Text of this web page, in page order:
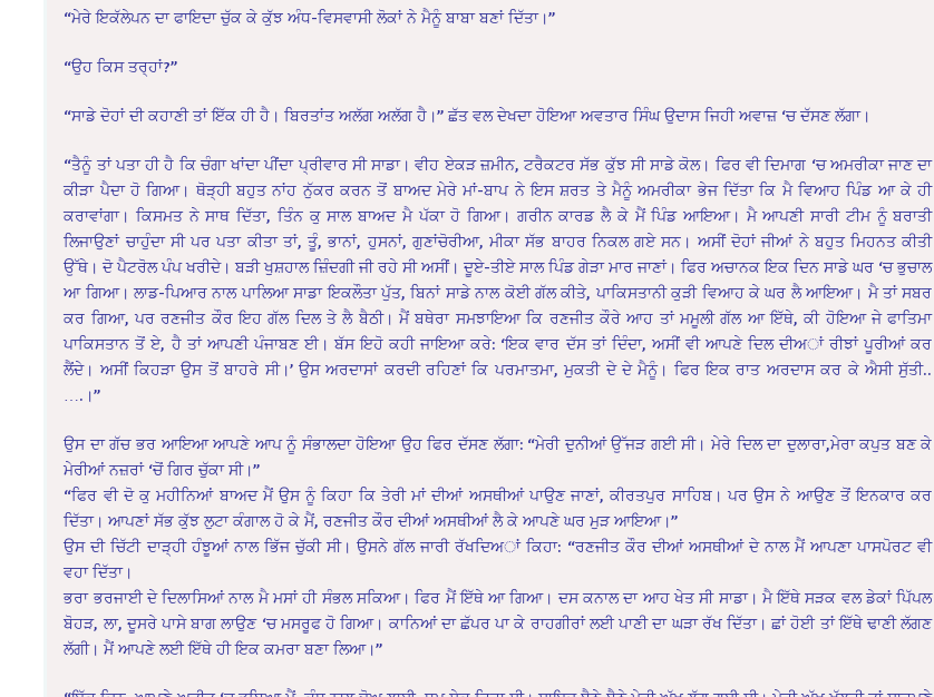
“ਮੇਰੇ ਇਕੱਲੇਪਨ ਦਾ ਫਾਇਦਾ ਚੁੱਕ ਕੇ ਕੁੱਝ ਅੰਧ-ਵਿਸਵਾਸੀ ਲੋਕਾਂ ਨੇ ਮੈਨੂੰ ਬਾਬਾ ਬਣਾਂ ਦਿੱਤਾ।”
“ਉਹ ਕਿਸ ਤਰ੍ਹਾਂ?”
“ਸਾਡੇ ਦੋਹਾਂ ਦੀ ਕਹਾਣੀ ਤਾਂ ਇੱਕ ਹੀ ਹੈ। ਬਿਰਤਾਂਤ ਅਲੱਗ ਅਲੱਗ ਹੈ।” ਛੱਤ ਵਲ ਦੇਖਦਾ ਹੋਇਆ ਅਵਤਾਰ ਸਿੰਘ ਉਦਾਸ ਜਿਹੀ ਅਵਾਜ਼ ‘ਚ ਦੱਸਣ ਲੱਗਾ।
“ਤੈਨੂੰ ਤਾਂ ਪਤਾ ਹੀ ਹੈ ਕਿ ਚੰਗਾ ਖਾਂਦਾ ਪੀਂਦਾ ਪ੍ਰੀਵਾਰ ਸੀ ਸਾਡਾ। ਵੀਹ ਏਕੜ ਜ਼ਮੀਨ, ਟਰੈਕਟਰ ਸੱਭ ਕੁੱਝ ਸੀ ਸਾਡੇ ਕੋਲ। ਫਿਰ ਵੀ ਦਿਮਾਗ ‘ਚ ਅਮਰੀਕਾ ਜਾਣ ਦਾ
ਕੀੜਾ ਪੈਦਾ ਹੋ ਗਿਆ। ਥੋੜ੍ਹੀ ਬਹੁਤ ਨਾਂਹ ਨੁੱਕਰ ਕਰਨ ਤੋਂ ਬਾਅਦ ਮੇਰੇ ਮਾਂ-ਬਾਪ ਨੇ ਇਸ ਸ਼ਰਤ ਤੇ ਮੈਨੂੰ ਅਮਰੀਕਾ ਭੇਜ ਦਿੱਤਾ ਕਿ ਮੈ ਵਿਆਹ ਪਿੰਡ ਆ ਕੇ ਹੀ
ਕਰਾਵਾਂਗਾ। ਕਿਸਮਤ ਨੇ ਸਾਥ ਦਿੱਤਾ, ਤਿੰਨ ਕੁ ਸਾਲ ਬਾਅਦ ਮੈ ਪੱਕਾ ਹੋ ਗਿਆ। ਗਰੀਨ ਕਾਰਡ ਲੈ ਕੇ ਮੈਂ ਪਿੰਡ ਆਇਆ। ਮੈ ਆਪਣੀ ਸਾਰੀ ਟੀਮ ਨੂੰ ਬਰਾਤੀ
ਲਿਜਾਉਣਾਂ ਚਾਹੁੰਦਾ ਸੀ ਪਰ ਪਤਾ ਕੀਤਾ ਤਾਂ, ਤੂੰ, ਭਾਨਾਂ, ਹੁਸਨਾਂ, ਗੁਣਾਂਚੋਰੀਆ, ਮੀਕਾ ਸੱਭ ਬਾਹਰ ਨਿਕਲ ਗਏ ਸਨ। ਅਸੀਂ ਦੋਹਾਂ ਜੀਆਂ ਨੇ ਬਹੁਤ ਮਿਹਨਤ ਕੀਤੀ
ਉੱਥੇ। ਦੋ ਪੈਟਰੋਲ ਪੰਪ ਖਰੀਦੇ। ਬੜੀ ਖੁਸ਼ਹਾਲ ਜ਼ਿੰਦਗੀ ਜੀ ਰਹੇ ਸੀ ਅਸੀਂ। ਦੂਏ-ਤੀਏ ਸਾਲ ਪਿੰਡ ਗੇੜਾ ਮਾਰ ਜਾਣਾਂ। ਫਿਰ ਅਚਾਨਕ ਇਕ ਦਿਨ ਸਾਡੇ ਘਰ ‘ਚ ਭੁਚਾਲ
ਆ ਗਿਆ। ਲਾਡ-ਪਿਆਰ ਨਾਲ ਪਾਲਿਆ ਸਾਡਾ ਇਕਲੌਤਾ ਪੁੱਤ, ਬਿਨਾਂ ਸਾਡੇ ਨਾਲ ਕੋਈ ਗੱਲ ਕੀਤੇ, ਪਾਕਿਸਤਾਨੀ ਕੁੜੀ ਵਿਆਹ ਕੇ ਘਰ ਲੈ ਆਇਆ। ਮੈ ਤਾਂ ਸਬਰ
ਕਰ ਗਿਆ, ਪਰ ਰਣਜੀਤ ਕੌਰ ਇਹ ਗੱਲ ਦਿਲ ਤੇ ਲੈ ਬੈਠੀ। ਮੈਂ ਬਥੇਰਾ ਸਮਝਾਇਆ ਕਿ ਰਣਜੀਤ ਕੌਰੇ ਆਹ ਤਾਂ ਮਮੂਲੀ ਗੱਲ ਆ ਇੱਥੇ, ਕੀ ਹੋਇਆ ਜੇ ਫਾਤਿਮਾ
ਪਾਕਿਸਤਾਨ ਤੋਂ ਏ, ਹੈ ਤਾਂ ਆਪਣੀ ਪੰਜਾਬਣ ਈ। ਬੱਸ ਇਹੋ ਕਹੀ ਜਾਇਆ ਕਰੇ: ‘ਇਕ ਵਾਰ ਦੱਸ ਤਾਂ ਦਿੰਦਾ, ਅਸੀਂ ਵੀ ਆਪਣੇ ਦਿਲ ਦੀਅਾਂ ਰੀਝਾਂ ਪੂਰੀਆਂ ਕਰ
ਲੈਂਦੇ। ਅਸੀਂ ਕਿਹੜਾ ਉਸ ਤੋਂ ਬਾਹਰੇ ਸੀ।’ ਉਸ ਅਰਦਾਸਾਂ ਕਰਦੀ ਰਹਿਣਾਂ ਕਿ ਪਰਮਾਤਮਾ, ਮੁਕਤੀ ਦੇ ਦੇ ਮੈਨੂੰ। ਫਿਰ ਇਕ ਰਾਤ ਅਰਦਾਸ ਕਰ ਕੇ ਐਸੀ ਸੁੱਤੀ..
….।”
ਉਸ ਦਾ ਗੱਚ ਭਰ ਆਇਆ ਆਪਣੇ ਆਪ ਨੂੰ ਸੰਭਾਲਦਾ ਹੋਇਆ ਉਹ ਫਿਰ ਦੱਸਣ ਲੱਗਾ: “ਮੇਰੀ ਦੁਨੀਆਂ ਉੱਜੜ ਗਈ ਸੀ। ਮੇਰੇ ਦਿਲ ਦਾ ਦੁਲਾਰਾ,ਮੇਰਾ ਕਪੁਤ ਬਣ ਕੇ
ਮੇਰੀਆਂ ਨਜ਼ਰਾਂ ‘ਚੋਂ ਗਿਰ ਚੁੱਕਾ ਸੀ।”
“ਫਿਰ ਵੀ ਦੋ ਕੁ ਮਹੀਨਿਆਂ ਬਾਅਦ ਮੈਂ ਉਸ ਨੂੰ ਕਿਹਾ ਕਿ ਤੇਰੀ ਮਾਂ ਦੀਆਂ ਅਸਥੀਆਂ ਪਾਉਣ ਜਾਣਾਂ, ਕੀਰਤਪੁਰ ਸਾਹਿਬ। ਪਰ ਉਸ ਨੇ ਆਉਣ ਤੋਂ ਇਨਕਾਰ ਕਰ
ਦਿੱਤਾ। ਆਪਣਾਂ ਸੱਭ ਕੁੱਝ ਲੁਟਾ ਕੰਗਾਲ ਹੋ ਕੇ ਮੈਂ, ਰਣਜੀਤ ਕੌਰ ਦੀਆਂ ਅਸਥੀਆਂ ਲੈ ਕੇ ਆਪਣੇ ਘਰ ਮੁੜ ਆਇਆ।”
ਉਸ ਦੀ ਚਿੱਟੀ ਦਾੜ੍ਹੀ ਹੰਝੂਆਂ ਨਾਲ ਭਿੱਜ ਚੁੱਕੀ ਸੀ। ਉਸਨੇ ਗੱਲ ਜਾਰੀ ਰੱਖਦਿਅਾਂ ਕਿਹਾ: “ਰਣਜੀਤ ਕੌਰ ਦੀਆਂ ਅਸਥੀਆਂ ਦੇ ਨਾਲ ਮੈਂ ਆਪਣਾ ਪਾਸਪੋਰਟ ਵੀ
ਵਹਾ ਦਿੱਤਾ।
ਭਰਾ ਭਰਜਾਈ ਦੇ ਦਿਲਾਸਿਆਂ ਨਾਲ ਮੈ ਮਸਾਂ ਹੀ ਸੰਭਲ ਸਕਿਆ। ਫਿਰ ਮੈਂ ਇੱਥੇ ਆ ਗਿਆ। ਦਸ ਕਨਾਲ ਦਾ ਆਹ ਖੇਤ ਸੀ ਸਾਡਾ। ਮੈ ਇੱਥੇ ਸੜਕ ਵਲ ਡੇਕਾਂ ਪਿੱਪਲ
ਬੋਹੜ, ਲਾ, ਦੂਸਰੇ ਪਾਸੇ ਬਾਗ ਲਾਉਣ ‘ਚ ਮਸਰੂਫ ਹੋ ਗਿਆ। ਕਾਨਿਆਂ ਦਾ ਛੱਪਰ ਪਾ ਕੇ ਰਾਹਗੀਰਾਂ ਲਈ ਪਾਣੀ ਦਾ ਘੜਾ ਰੱਖ ਦਿੱਤਾ। ਛਾਂ ਹੋਈ ਤਾਂ ਇੱਥੇ ਢਾਣੀ ਲੱਗਣ
ਲੱਗੀ। ਮੈਂ ਆਪਣੇ ਲਈ ਇੱਥੇ ਹੀ ਇਕ ਕਮਰਾ ਬਣਾ ਲਿਆ।”